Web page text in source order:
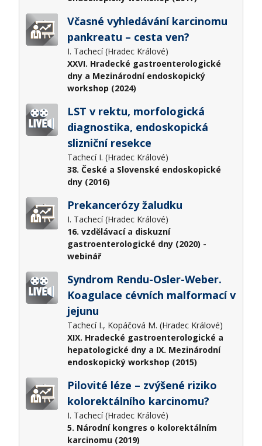
Včasné vyhledávání karcinomu
pankreatu – cesta ven?
I. Tachecí (Hradec Králové)
XXVI. Hradecké gastroenterologické
dny a Mezinárodní endoskopický
workshop (2024)
LST v rektu, morfologická
diagnostika, endoskopická
slizniční resekce
Tachecí I. (Hradec Králové)
38. České a Slovenské endoskopické
dny (2016)
Prekancerózy žaludku
I. Tachecí (Hradec Králové)
16. vzdělávací a diskuzní
gastroenterologické dny (2020) -
webinář
Syndrom Rendu-Osler-Weber.
Koagulace cévních malformací v
jejunu
Tachecí I., Kopáčová M. (Hradec Králové)
XIX. Hradecké gastroenterologické a
hepatologické dny a IX. Mezinárodní
endoskopický workshop (2015)
Pilovité léze – zvýšené riziko
kolorektálního karcinomu?
I. Tachecí (Hradec Králové)
5. Národní kongres o kolorektálním
karcinomu (2019)